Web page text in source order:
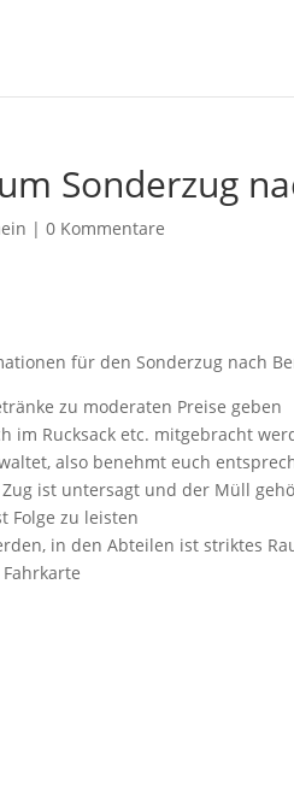
Sonderzug
|0 Kommentare
für den Sonderzug nach
zu moderaten Preise geben
im Rucksack etc. mitgebracht
also benehmt euch
ist untersagt und der Müll
Folge zu leisten
in den Abteilen ist striktes